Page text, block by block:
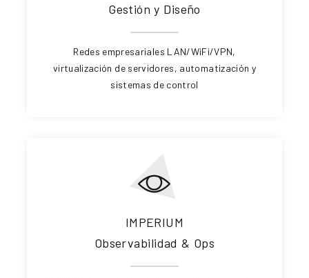
Gestión y Diseño
Redes empresariales LAN/WiFi/VPN,
virtualización de servidores, automatización y
sistemas de control
IMPERIUM
Observabilidad & Ops